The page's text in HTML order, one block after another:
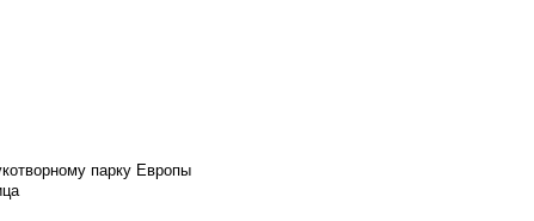
парку Европы